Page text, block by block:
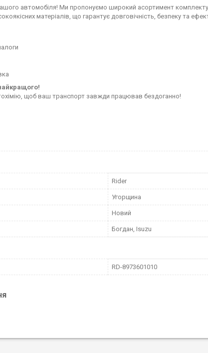
вашого автомобіля! Ми пропонуємо широкий асортимент
матеріалів, що гарантує довговічність, безпеку та
щоб ваш транспорт завжди працював бездоганно!
Rider
Угорщина
Новий
Богдан, Isuzu
RD-8973601010